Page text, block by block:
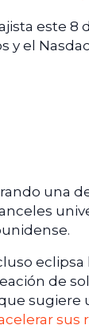
este 8
y el
una
eclipsa
de
sugiere
sus